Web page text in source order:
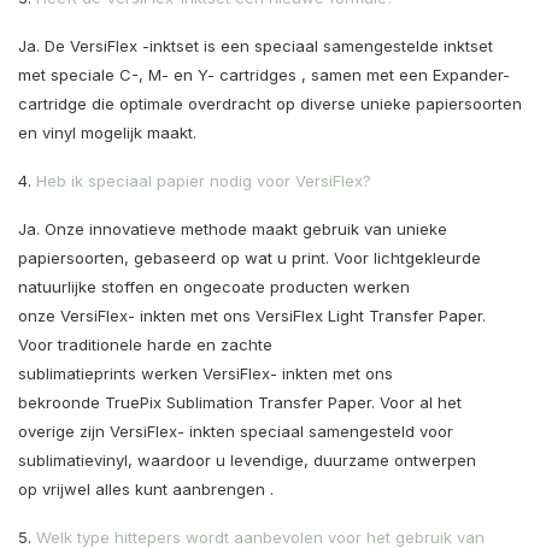
Ja. De VersiFlex -inktset is een speciaal samengestelde inktset
met speciale C-, M- en Y- cartridges , samen met een Expander-
cartridge die optimale overdracht op diverse unieke papiersoorten
en vinyl mogelijk maakt.
4. Heb ik speciaal papier nodig voor VersiFlex?
Ja. Onze innovatieve methode maakt gebruik van unieke
papiersoorten, gebaseerd op wat u print. Voor lichtgekleurde
natuurlijke stoffen en ongecoate producten werken
onze VersiFlex- inkten met ons VersiFlex Light Transfer Paper.
Voor traditionele harde en zachte
sublimatieprints werken VersiFlex- inkten met ons
bekroonde TruePix Sublimation Transfer Paper. Voor al het
overige zijn VersiFlex- inkten speciaal samengesteld voor
sublimatievinyl, waardoor u levendige, duurzame ontwerpen
op vrijwel alles kunt aanbrengen .
5. Welk type hittepers wordt aanbevolen voor het gebruik van